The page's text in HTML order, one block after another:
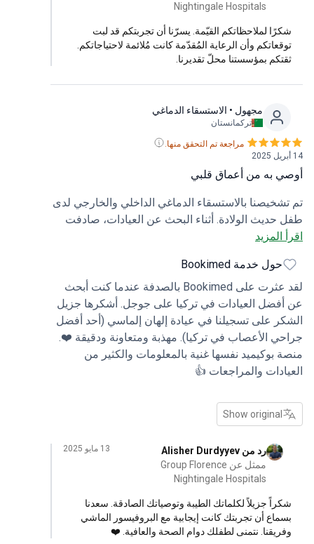
Nightingale Hospitals
لملاحظاتكم القيّمة. يسرّنا أن تجربتكم قد لبت
وأن الرعاية المُقدّمة كانت مُلائمة لاحتياجاتكم.
بمؤسستنا محلّ تقديرنا.
مجهول• الاستسقاء الدماغي
تركمانستان
مراجعة تم التحقق منها.
به من أعماق قلبي
بالاستسقاء الدماغي الداخلي والخارجي لدى
الولادة. أثناء البحث عن العيادات، صادفت
منصة بوكيميد. استجابوا على الفور لطلبي
مسؤولة للغاية ودائمة التواصل، وقد اختارت لنا
عيادة مستشفى فلورنس نينتينغال وسجلتنا
على استشارة عبر الإنترنت مع البروفيسور
الماشي، وقد كانت مسؤولة للغاية. بعد ذلك تم
مدير لهذه العيادة للاستشارة عبر الإنترنت أليشر،
يتحدث عدة لغات، بما في ذلك التركمانية،
كانت إضافة كبيرة بالنسبة لنا). أليشر أيضًا مسؤول
وساعدنا في عقد اجتماع عبر الإنترنت دون
أو انقطاع. أنا راضٍ جدًا عن عمل أليشر دوكور. تمت
حول خدمة Bookimed
لقد عثرت على Bookimed بالصدفة عندما كنت أبحث
العيادات في تركيا على جوجل. أشكرها جزيل
على تسجيلنا في عيادة إلهان إلماسي (أحد أفضل
الأعصاب في تركيا). مهذبة ومتعاونة ودقيقة ❤️.
بوكيميد نفسها غنية بالمعلومات والكثير من
والمراجعات 👍
Show original
رد من Alisher Durdyyev
ممثل عن Group Florence
Nightingale Hospitals
جزيلاً لكلماتك الطيبة وتوصياتك الصادقة. سعدنا
أن تجربتك كانت إيجابية مع البروفيسور الماشي
نتمنى لطفلك دوام الصحة والعافية. ❤️